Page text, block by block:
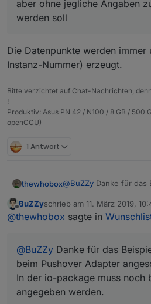
aber ohne jegliche Angaben
werden soll
Die Datenpunkte werden
Instanz-Nummer) erzeugt.
Bitte verzichtet auf Chat-Nachrichten,
!
Produktiv: Asus PN 42 / N100 / 8 GB / 500
openCCU)
1 Antwort
thewhobox@BuZZy Danke für das
In der io-package muss
angegeben werden.
Weißt du auch ob es
mehrere Elemente in
Offline
BuZZyschrieb am 11. März 2019,
zuletzt editiert von BuZZy 3.
@thewhobox sagte in
@BuZZy Danke für das
beim Pushover Adapter
In der io-package muss noch
angegeben werden.